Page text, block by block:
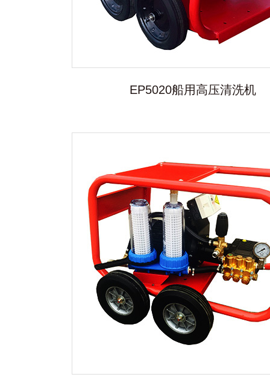
EP5020船用高压清洗机